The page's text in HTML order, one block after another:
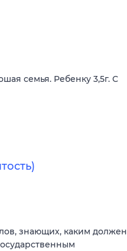
семья. Ребенку 3,5г. С
знающих, каким должен